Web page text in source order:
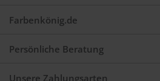
Farbenkönig.de
Persönliche Beratung
Unsere Zahlungsarten